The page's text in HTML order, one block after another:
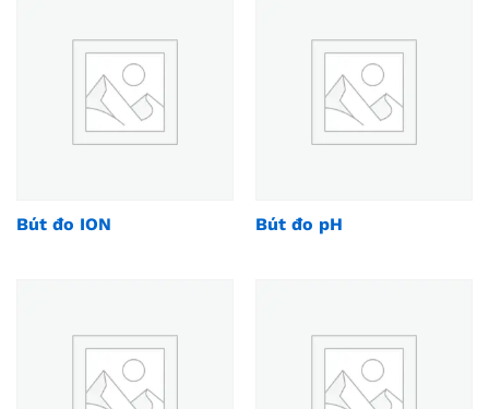
Bút đo ION Bút đo pH